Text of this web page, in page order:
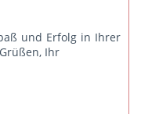
und Erfolg in Ihrer
Ihr